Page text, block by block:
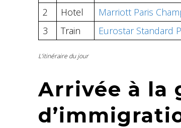
2
Hotel
Marriott Paris
3
Train Eurostar Standard
L’itinéraire du jour
Arrivée à la